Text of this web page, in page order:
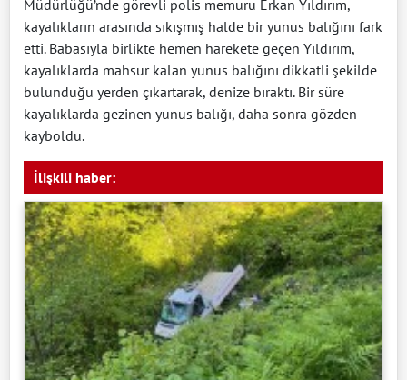
Müdürlüğü’nde görevli polis memuru Erkan Yıldırım,
kayalıkların arasında sıkışmış halde bir yunus balığını fark
etti. Babasıyla birlikte hemen harekete geçen Yıldırım,
kayalıklarda mahsur kalan yunus balığını dikkatli şekilde
bulunduğu yerden çıkartarak, denize bıraktı. Bir süre
kayalıklarda gezinen yunus balığı, daha sonra gözden
kayboldu.
İlişkili haber: